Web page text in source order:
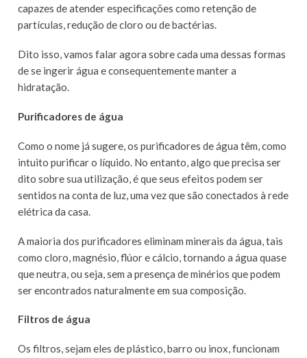
capazes de atender especificações como retenção de
partículas, redução de cloro ou de bactérias.
Dito isso, vamos falar agora sobre cada uma dessas formas
de se ingerir água e consequentemente manter a
hidratação.
Purificadores de água
Como o nome já sugere, os purificadores de água têm, como
intuito purificar o líquido. No entanto, algo que precisa ser
dito sobre sua utilização, é que seus efeitos podem ser
sentidos na conta de luz, uma vez que são conectados à rede
elétrica da casa.
A maioria dos purificadores eliminam minerais da água, tais
como cloro, magnésio, flúor e cálcio, tornando a água quase
que neutra, ou seja, sem a presença de minérios que podem
ser encontrados naturalmente em sua composição.
Filtros de água
Os filtros, sejam eles de plástico, barro ou inox, funcionam